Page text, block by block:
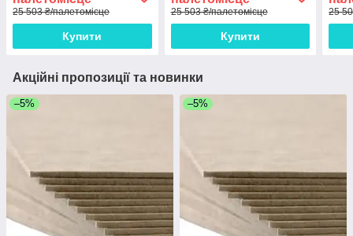
25 503 ₴/палетомісце
Купити
25 503 ₴/палетомісце
Купити
25
Акційні пропозиції та новинки
–5% –5%